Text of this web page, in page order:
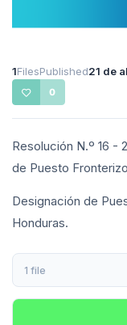
1FilesPublished21 de
0
Resolución N.º 16 -
de Puesto
Designación de
Honduras.
1 file